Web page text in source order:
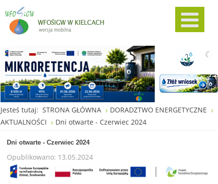
Jesteś tutaj: STRONA GŁÓWNA
DORADZTWO ENERGETYCZNE
AKTUALNOŚCI
Dni otwarte - Czerwiec 2024
Dni otwarte - Czerwiec 2024
Opublikowano: 13.05.2024